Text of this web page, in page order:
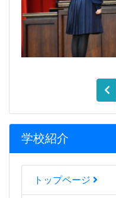
学校紹介
トップページ